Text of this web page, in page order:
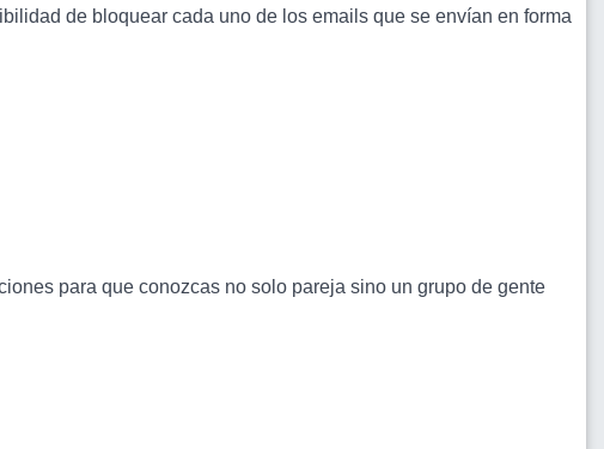
de bloquear cada uno de los emails que se envían en forma
para que conozcas no solo pareja sino un grupo de gente